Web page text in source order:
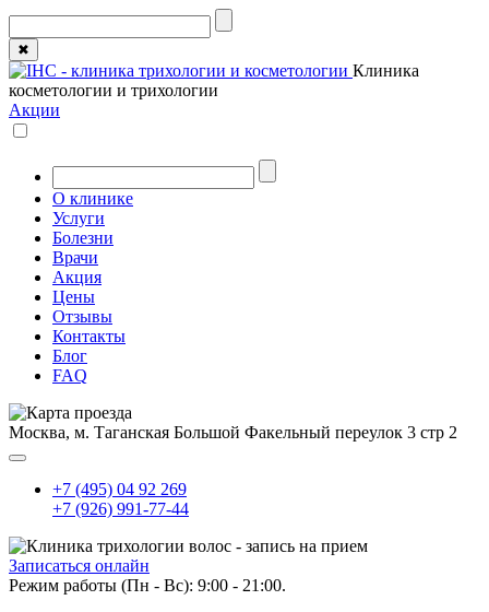
✖
Клиника
косметологии и трихологии
Акции
О клинике
Услуги
Болезни
Врачи
Акция
Цены
Отзывы
Контакты
Блог
FAQ
Москва, м. Таганская Большой Факельный переулок 3 стр 2
+7 (495) 04 92 269
+7 (926) 991-77-44
Записаться онлайн
Режим работы (Пн - Вс): 9:00 - 21:00.